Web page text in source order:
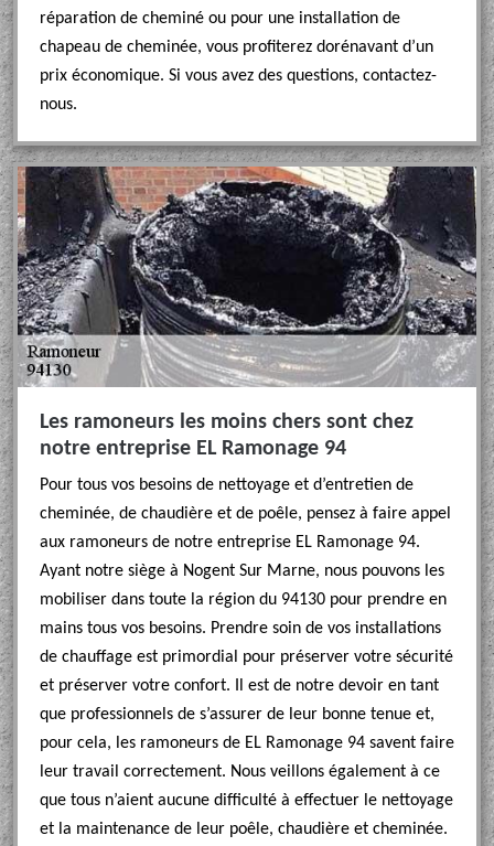
réparation de cheminé ou pour une installation de
chapeau de cheminée, vous profiterez dorénavant d’un
prix économique. Si vous avez des questions, contactez-
nous.
Les ramoneurs les moins chers sont chez
notre entreprise EL Ramonage 94
Pour tous vos besoins de nettoyage et d’entretien de
cheminée, de chaudière et de poêle, pensez à faire appel
aux ramoneurs de notre entreprise EL Ramonage 94.
Ayant notre siège à Nogent Sur Marne, nous pouvons les
mobiliser dans toute la région du 94130 pour prendre en
mains tous vos besoins. Prendre soin de vos installations
de chauffage est primordial pour préserver votre sécurité
et préserver votre confort. Il est de notre devoir en tant
que professionnels de s’assurer de leur bonne tenue et,
pour cela, les ramoneurs de EL Ramonage 94 savent faire
leur travail correctement. Nous veillons également à ce
que tous n’aient aucune difficulté à effectuer le nettoyage
et la maintenance de leur poêle, chaudière et cheminée.